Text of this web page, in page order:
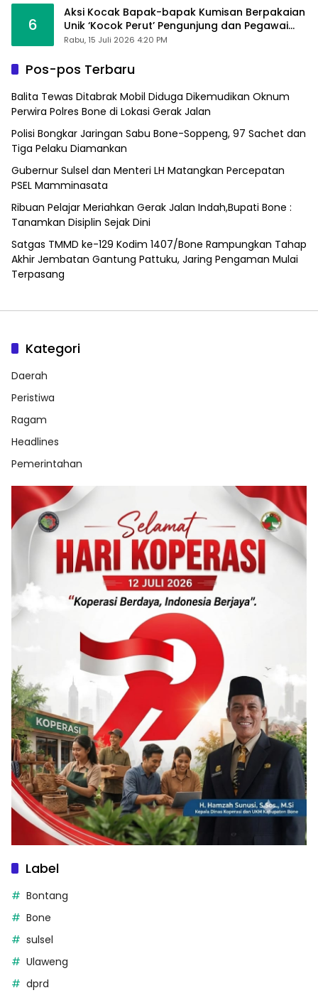
6
Aksi Kocak Bapak-bapak Kumisan Berpakaian
Unik ‘Kocok Perut’ Pengunjung dan Pegawai
Alfamart, Ngaku Aktifkan Layar Sentuh Atm
Rabu, 15 Juli 2026 4:20 PM
Pos-pos Terbaru
Balita Tewas Ditabrak Mobil Diduga Dikemudikan Oknum
Perwira Polres Bone di Lokasi Gerak Jalan
Polisi Bongkar Jaringan Sabu Bone-Soppeng, 97 Sachet dan
Tiga Pelaku Diamankan
Gubernur Sulsel dan Menteri LH Matangkan Percepatan
PSEL Mamminasata
Ribuan Pelajar Meriahkan Gerak Jalan Indah,Bupati Bone :
Tanamkan Disiplin Sejak Dini
Satgas TMMD ke-129 Kodim 1407/Bone Rampungkan Tahap
Akhir Jembatan Gantung Pattuku, Jaring Pengaman Mulai
Terpasang
Kategori
Daerah
Peristiwa
Ragam
Headlines
Pemerintahan
Label
Bontang
Bone
sulsel
Ulaweng
dprd